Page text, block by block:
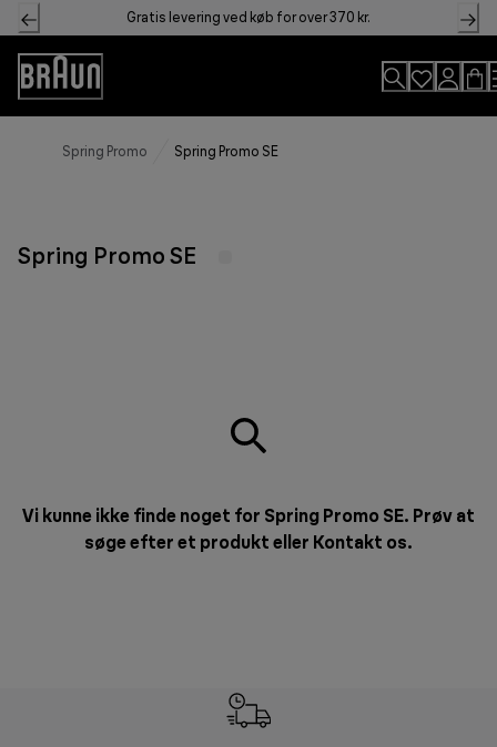
Skip
to
Content
Gratis levering ved køb for over 370 kr.
Accessibility
Statement
Spring Promo Spring Promo SE
Spring Promo SE
Vi kunne ikke finde noget for Spring Promo SE. Prøv at
søge efter et produkt eller Kontakt os.